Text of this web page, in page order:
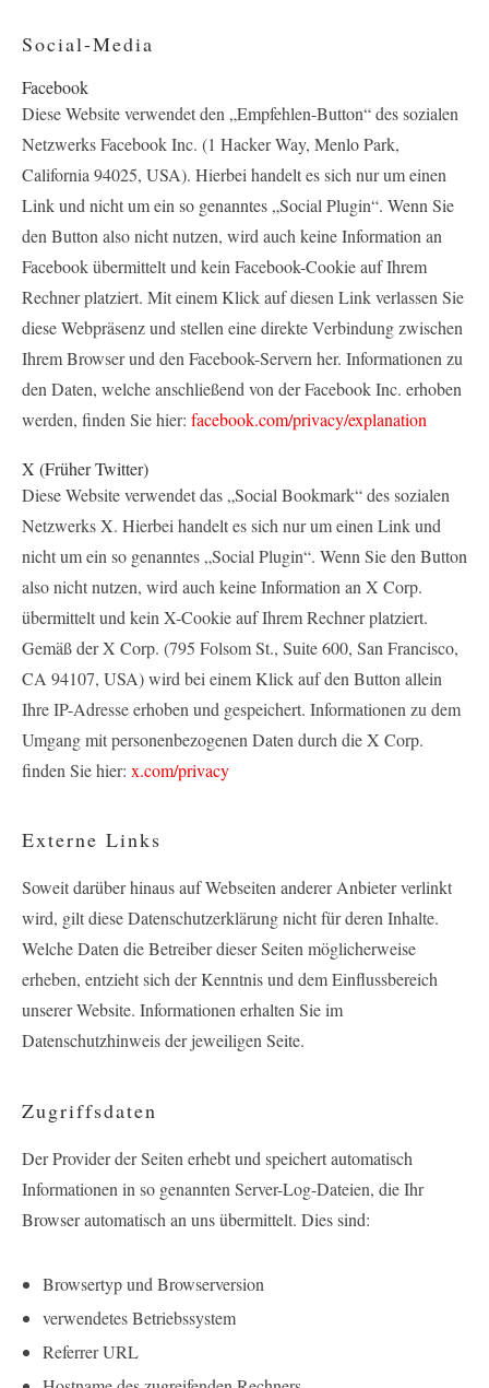
Social-Media
Facebook
Diese Website verwendet den „Empfehlen-Button“ des sozialen
Netzwerks Facebook Inc. (1 Hacker Way, Menlo Park,
California 94025, USA). Hierbei handelt es sich nur um einen
Link und nicht um ein so genanntes „Social Plugin“. Wenn Sie
den Button also nicht nutzen, wird auch keine Information an
Facebook übermittelt und kein Facebook-Cookie auf Ihrem
Rechner platziert. Mit einem Klick auf diesen Link verlassen Sie
diese Webpräsenz und stellen eine direkte Verbindung zwischen
Ihrem Browser und den Facebook-Servern her. Informationen zu
den Daten, welche anschließend von der Facebook Inc. erhoben
werden, finden Sie hier: facebook.com/privacy/explanation
X (Früher Twitter)
Diese Website verwendet das „Social Bookmark“ des sozialen
Netzwerks X. Hierbei handelt es sich nur um einen Link und
nicht um ein so genanntes „Social Plugin“. Wenn Sie den Button
also nicht nutzen, wird auch keine Information an X Corp.
übermittelt und kein X-Cookie auf Ihrem Rechner platziert.
Gemäß der X Corp. (795 Folsom St., Suite 600, San Francisco,
CA 94107, USA) wird bei einem Klick auf den Button allein
Ihre IP-Adresse erhoben und gespeichert. Informationen zu dem
Umgang mit personenbezogenen Daten durch die X Corp.
finden Sie hier: x.com/privacy
Externe Links
Soweit darüber hinaus auf Webseiten anderer Anbieter verlinkt
wird, gilt diese Datenschutzerklärung nicht für deren Inhalte.
Welche Daten die Betreiber dieser Seiten möglicherweise
erheben, entzieht sich der Kenntnis und dem Einflussbereich
unserer Website. Informationen erhalten Sie im
Datenschutzhinweis der jeweiligen Seite.
Zugriffsdaten
Der Provider der Seiten erhebt und speichert automatisch
Informationen in so genannten Server-Log-Dateien, die Ihr
Browser automatisch an uns übermittelt. Dies sind:
Browsertyp und Browserversion
verwendetes Betriebssystem
Referrer URL